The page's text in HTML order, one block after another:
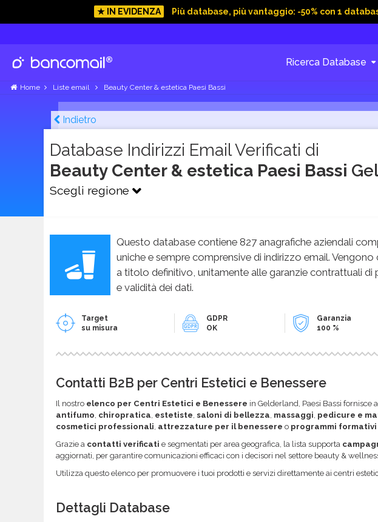
★ IN EVIDENZA Più database, più vantaggio: -50% con 1
Ricerca Database
Home Liste email Beauty Center & estetica Paesi Bassi
Indietro
Database Indirizzi Email Verificati di
Beauty Center & estetica Paesi Bassi
Scegli regione
Questo database contiene 827 anagrafiche aziendali
uniche e sempre comprensive di indirizzo email. Vengono
a titolo definitivo, unitamente alle garanzie contrattuali di
e validità dei dati.
Target
su misura
GDPR
OK
Garanzia
100 %
Contatti B2B per Centri Estetici e Benessere
Il nostro elenco per Centri Estetici e Benessere in Gelderland, Paesi Bassi fornisce
antifumo chiropratica estetiste saloni di bellezza massaggi pedicure e
cosmetici professionali attrezzature per il benessere o programmi formativi
Grazie a contatti verificati e segmentati per area geografica, la lista supporta
aggiornati, per garantire comunicazioni efficaci con i decisori nel settore beauty &
Utilizza questo elenco per promuovere i tuoi prodotti e servizi direttamente ai centri
Dettagli Database